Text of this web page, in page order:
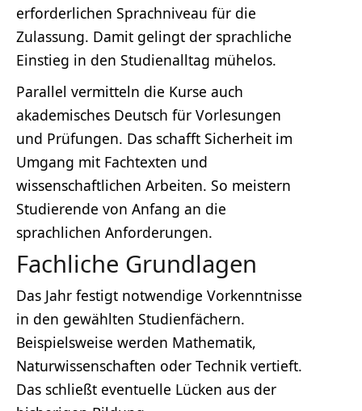
erforderlichen Sprachniveau für die
Zulassung. Damit gelingt der sprachliche
Einstieg in den Studienalltag mühelos.
Parallel vermitteln die Kurse auch
akademisches Deutsch für Vorlesungen
und Prüfungen. Das schafft Sicherheit im
Umgang mit Fachtexten und
wissenschaftlichen Arbeiten. So meistern
Studierende von Anfang an die
sprachlichen Anforderungen.
Fachliche Grundlagen
Das Jahr festigt notwendige Vorkenntnisse
in den gewählten Studienfächern.
Beispielsweise werden Mathematik,
Naturwissenschaften oder Technik vertieft.
Das schließt eventuelle Lücken aus der